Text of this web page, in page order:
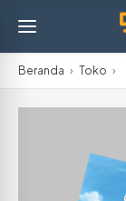
Beranda › Toko ›